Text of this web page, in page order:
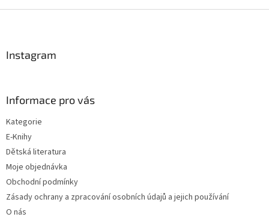
Instagram
Informace pro vás
Kategorie
E-Knihy
Dětská literatura
Moje objednávka
Obchodní podmínky
Zásady ochrany a zpracování osobních údajů a jejich používání
O nás